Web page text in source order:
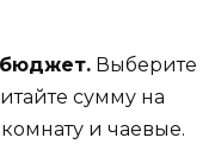
Выберите
сумму на
и чаевые.